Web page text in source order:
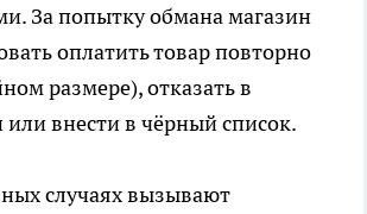
За попытку обмана магазин
оплатить товар повторно
размере), отказать в
внести в чёрный список.
случаях вызывают